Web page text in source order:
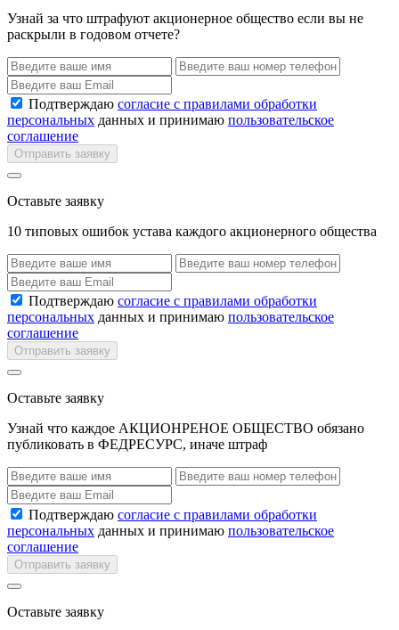
Узнай за что штрафуют акционерное общество если вы не
раскрыли в годовом отчете?
Подтверждаю согласие с правилами обработки
персональных данных и принимаю пользовательское
соглашение
Отправить заявку
Оставьте заявку
10 типовых ошибок устава каждого акционерного общества
Подтверждаю согласие с правилами обработки
персональных данных и принимаю пользовательское
соглашение
Отправить заявку
Оставьте заявку
Узнай что каждое АКЦИОНРЕНОЕ ОБЩЕСТВО обязано
публиковать в ФЕДРЕСУРС, иначе штраф
Подтверждаю согласие с правилами обработки
персональных данных и принимаю пользовательское
соглашение
Отправить заявку
Оставьте заявку